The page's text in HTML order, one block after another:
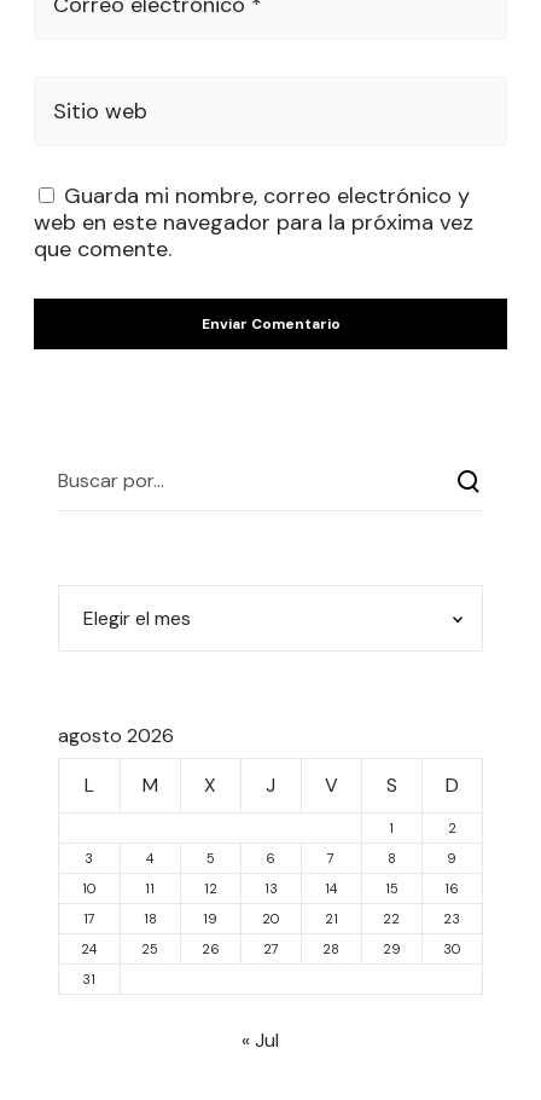
Sitio web
Guarda mi nombre, correo electrónico y
web en este navegador para la próxima vez
que comente.
agosto 2026
L
M X J V S D
1
2
3
4 5 6 7 8
9
10
11 12 13 14 15
16
17
18 19 20 21 22
23
24
25 26 27 28 29
30
31
« Jul